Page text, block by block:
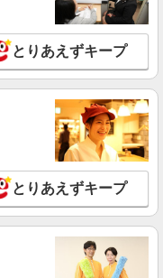
とりあえずキープ
とりあえずキープ